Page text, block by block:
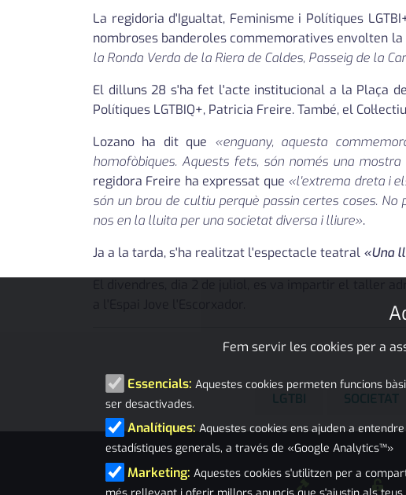
La regidoria d'Igualtat, Feminisme i Polítiques
nombroses banderoles commemoratives envolten
la Ronda Verda de la Riera de Caldes, Passeig de la
El dilluns 28 s'ha fet l'acte institucional a la Plaça
Polítiques LGTBIQ+, Patricia Freire. També, el
Lozano ha dit que «enguany, aquesta
homofòbiques. Aquests fets, són només una
regidora Freire ha expressat que «l'extrema dreta i
són un brou de cultiu perquè passin certes coses.
nos en la lluita per una societat diversa i lliure».
Ja a la tarda, s'ha realitzat l'espectacle teatral «Una
LGTBI SOCIETAT
Fem servir les cookies per a
Essencials: Aquestes cookies permeten funcions
ser desactivades.
Analítiques: Aquestes cookies ens ajuden a
estadístiques generals, a través de «Google Analytics™»
Marketing: Aquestes cookies s'utilitzen per a